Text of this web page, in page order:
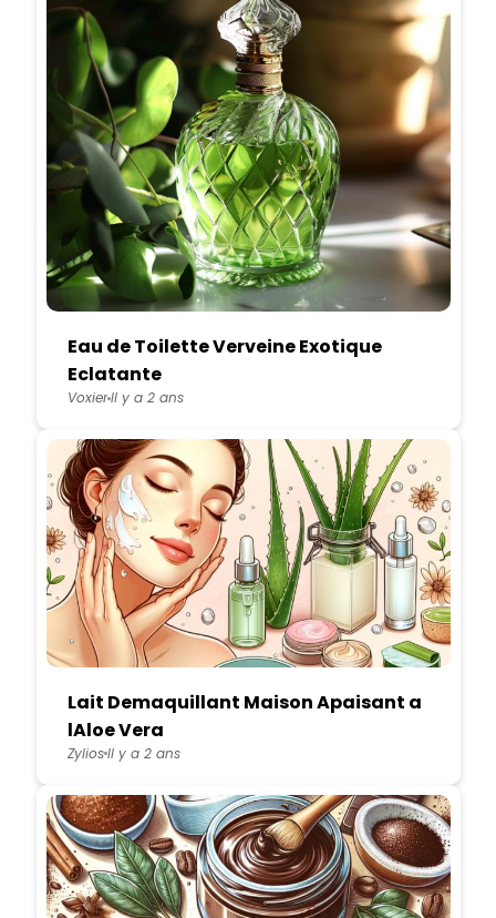
Eau de Toilette Verveine Exotique
Eclatante
VoxierIl y a 2 ans
Lait Demaquillant Maison Apaisant a
lAloe Vera
ZyliosIl y a 2 ans